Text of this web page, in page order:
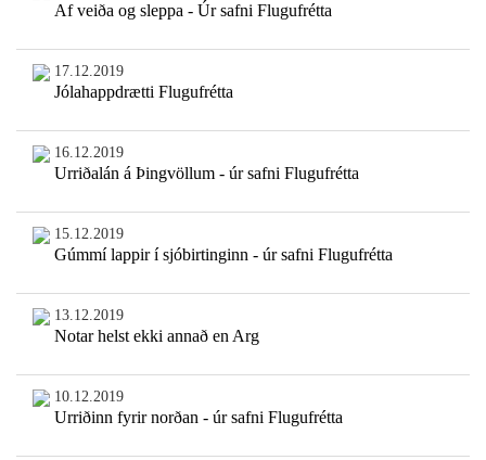
Af veiða og sleppa - Úr safni Flugufrétta
17.12.2019
Jólahappdrætti Flugufrétta
16.12.2019
Urriðalán á Þingvöllum - úr safni Flugufrétta
15.12.2019
Gúmmí lappir í sjóbirtinginn - úr safni Flugufrétta
13.12.2019
Notar helst ekki annað en Arg
10.12.2019
Urriðinn fyrir norðan - úr safni Flugufrétta